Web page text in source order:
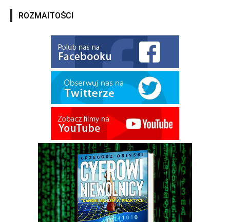
ROZMAITOŚCI